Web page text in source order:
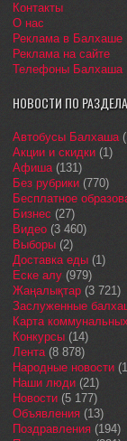
Контакты
О нас
Реклама в Балхаше
Реклама на сайте
Телефоны Балхаша
НОВОСТИ ПО
Автобусы Балхаша
Акции и скидки (1)
Афиша(131)
Без рубрики (770)
Бесплатное
Бизнес (27)
Видео (3 460)
Выборы (2)
Доставка еды (1)
Еске алу (979)
Жаңалықтар (3 721)
Заслуженные
Карта
Конкурсы (14)
Лента(8 878)
Народные новости
Наши люди (21)
Новости (5 177)
Объявления (13)
Поздравления (194)